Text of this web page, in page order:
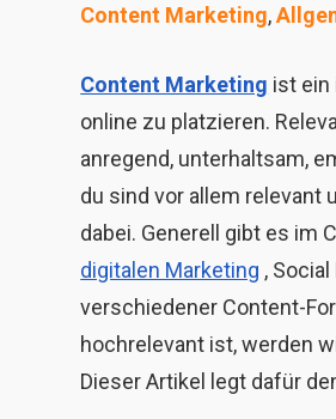
Content Marketing,
Content Marketing ist ein
online zu platzieren.
anregend, unterhaltsam,
du sind vor allem relevant
dabei. Generell gibt es im
digitalen Marketing ,
verschiedener Content-
hochrelevant ist, werden
Dieser Artikel legt dafür